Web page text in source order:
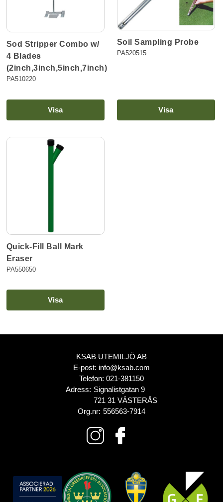
Sod Stripper Combo w/
4 Blades
(2inch,3inch,5inch,7inch)
PA510220
Visa
Soil Sampling Probe
PA520515
Visa
Quick-Fill Ball Mark
Eraser
PA550650
Visa
KSAB UTEMILJÖ AB
E-post: info@ksab.com
Telefon: 021-381150
Adress: Signalistgatan 9
721 31 VÄSTERÅS
Org.nr: 556563-7914